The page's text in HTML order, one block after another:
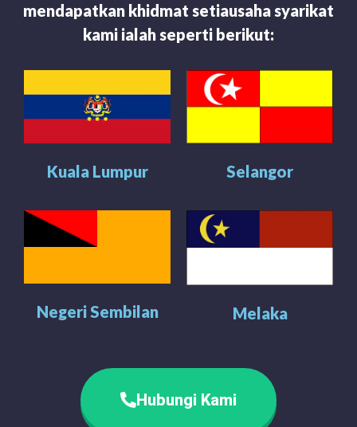
mendapatkan khidmat setiausaha syarikat
kami ialah seperti berikut:
Kuala Lumpur Selangor
Negeri Sembilan Melaka
Hubungi Kami